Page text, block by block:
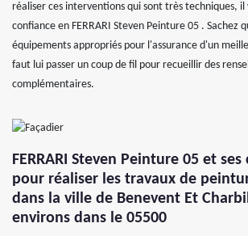
réaliser ces interventions qui sont très techniques,
confiance en FERRARI Steven Peinture 05 . Sachez
équipements appropriés pour l'assurance d'un
faut lui passer un coup de fil pour recueillir des
complémentaires.
FERRARI Steven Peinture 05 et
pour réaliser les travaux de
dans la ville de Benevent Et
environs dans le 05500